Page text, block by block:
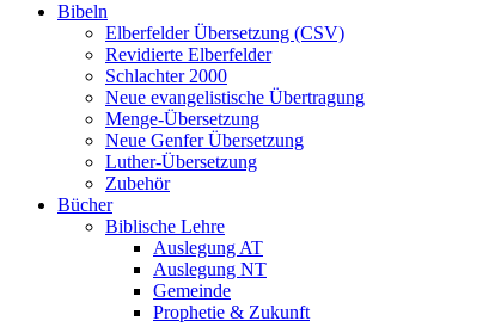
Bibeln
Elberfelder Übersetzung (CSV)
Revidierte Elberfelder
Schlachter 2000
Neue evangelistische Übertragung
Menge-Übersetzung
Neue Genfer Übersetzung
Luther-Übersetzung
Zubehör
Bücher
Biblische Lehre
Auslegung AT
Auslegung NT
Gemeinde
Prophetie & Zukunft